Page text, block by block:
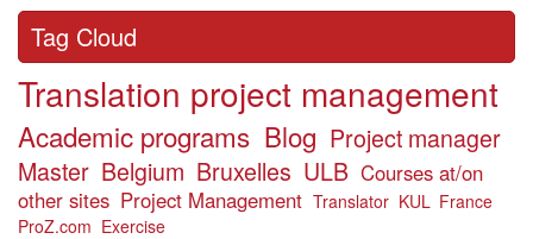
Tag Cloud
Translation project management
Academic programs Blog Project manager
Master Belgium Bruxelles ULB Courses at/on
other sites Project Management Translator KUL France
ProZ.com Exercise